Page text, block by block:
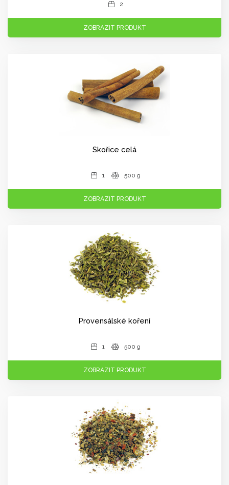
2
ZOBRAZIT PRODUKT
Skořice celá
1 500 g
ZOBRAZIT PRODUKT
Provensálské koření
1 500 g
ZOBRAZIT PRODUKT